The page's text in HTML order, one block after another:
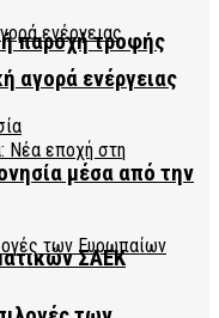
παροχή τροφής
ΣΑΕΚ
αγορά ενέργειας
μέσα από την